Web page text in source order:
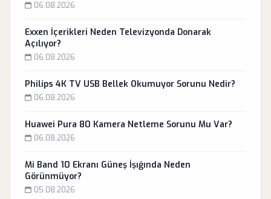
06.08.2026
Exxen İçerikleri Neden Televizyonda Donarak
Açılıyor?
06.08.2026
Philips 4K TV USB Bellek Okumuyor Sorunu Nedir?
06.08.2026
Huawei Pura 80 Kamera Netleme Sorunu Mu Var?
06.08.2026
Mi Band 10 Ekranı Güneş İşığında Neden
Görünmüyor?
05.08.2026